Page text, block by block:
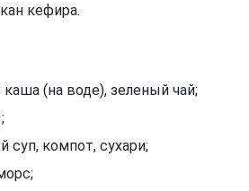
кефира.
каша (на воде), зеленый чай;
суп, компот, сухари;